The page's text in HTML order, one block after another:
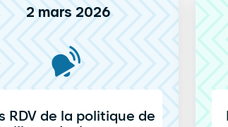
2 mars 2026
RDV de la politique de